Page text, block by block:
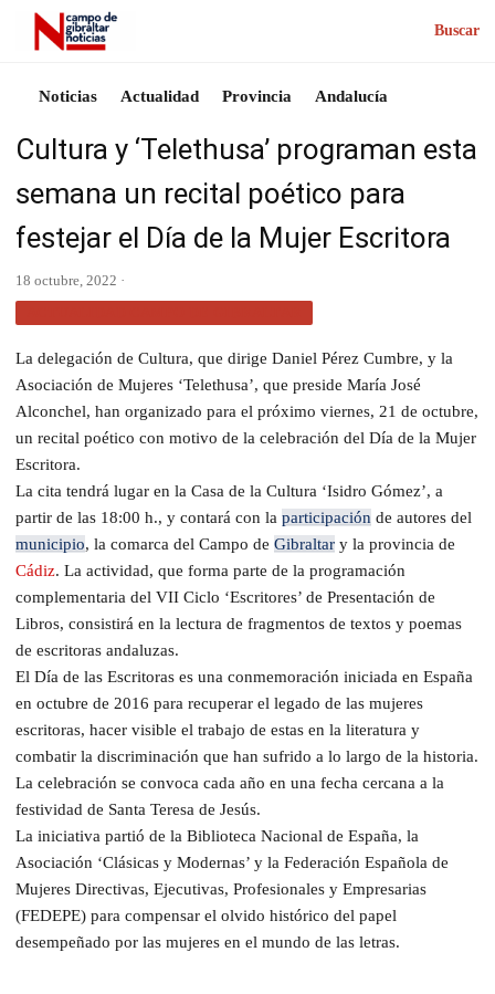
Buscar
Noticias Actualidad Provincia Andalucía
Cultura y ‘Telethusa’ programan esta
semana un recital poético para
festejar el Día de la Mujer Escritora
18 octubre, 2022 ·
La delegación de Cultura, que dirige Daniel Pérez Cumbre, y la
Asociación de Mujeres ‘Telethusa’, que preside María José
Alconchel, han organizado para el próximo viernes, 21 de octubre,
un recital poético con motivo de la celebración del Día de la Mujer
Escritora.
La cita tendrá lugar en la Casa de la Cultura ‘Isidro Gómez’, a
partir de las 18:00 h., y contará con la participación de autores del
municipio, la comarca del Campo de Gibraltar y la provincia de
Cádiz. La actividad, que forma parte de la programación
complementaria del VII Ciclo ‘Escritores’ de Presentación de
Libros, consistirá en la lectura de fragmentos de textos y poemas
de escritoras andaluzas.
El Día de las Escritoras es una conmemoración iniciada en España
en octubre de 2016 para recuperar el legado de las mujeres
escritoras, hacer visible el trabajo de estas en la literatura y
combatir la discriminación que han sufrido a lo largo de la historia.
La celebración se convoca cada año en una fecha cercana a la
festividad de Santa Teresa de Jesús.
La iniciativa partió de la Biblioteca Nacional de España, la
Asociación ‘Clásicas y Modernas’ y la Federación Española de
Mujeres Directivas, Ejecutivas, Profesionales y Empresarias
(FEDEPE) para compensar el olvido histórico del papel
desempeñado por las mujeres en el mundo de las letras.